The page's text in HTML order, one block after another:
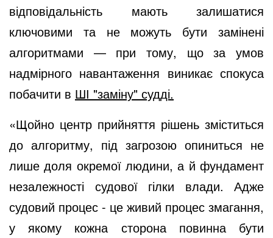
відповідальність мають залишатися
ключовими та не можуть бути замінені
алгоритмами — при тому, що за умов
надмірного навантаження виникає спокуса
побачити в ШІ "заміну" судді.
«Щойно центр прийняття рішень зміститься
до алгоритму, під загрозою опиниться не
лише доля окремої людини, а й фундамент
незалежності судової гілки влади. Адже
судовий процес - це живий процес змагання,
у якому кожна сторона повинна бути